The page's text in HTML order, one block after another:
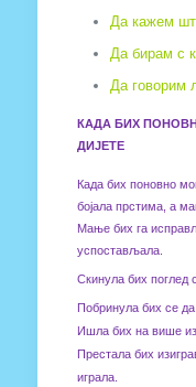
Да кажем
Да бирам с
Да говорим
КАДА БИХ
ДИЈЕТЕ
Када бих поновно
бојала прстима, а
Мање бих га
успостављала.
Скинула бих поглед
Побринула бих се
Ишла бих на више
Престала бих
играла.